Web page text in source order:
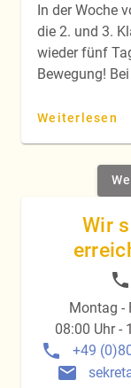
In der Woche
die 2. und 3.
wieder fünf
Bewegung!
Weiterlesen
Wir
Montag -
08:00 Uhr -
+49